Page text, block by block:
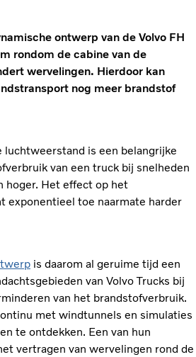
ontwerp van de Volvo FH
rondom de cabine van de
wervelingen. Hierdoor kan
nog meer brandstof
luchtweerstand is een belangrijke
van een truck bij snelheden
hoger. Het effect op het
exponentieel toe naarmate harder
is daarom al geruime tijd een
van Volvo Trucks bij
van het brandstofverbruik.
met windtunnels en simulaties
te ontdekken. Een van hun
vertragen van wervelingen rond de